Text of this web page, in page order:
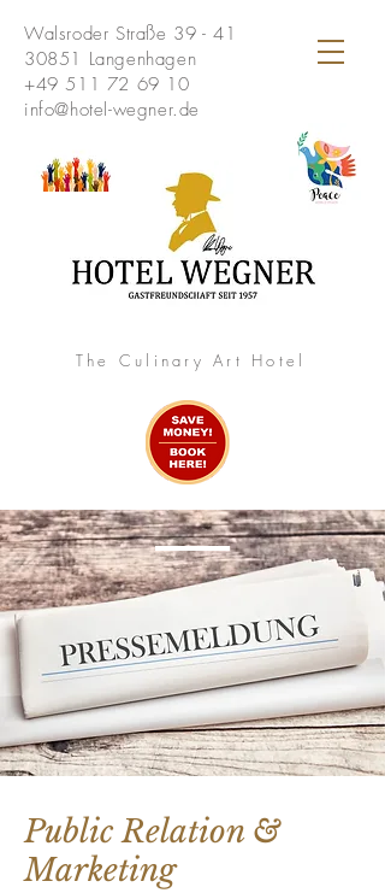
Walsroder Straße 39 - 41
30851 Langenhagen
+49 511 72 69 10
info@hotel-wegner.de
The Culinary Art Hotel
Public Relation &
Marketing